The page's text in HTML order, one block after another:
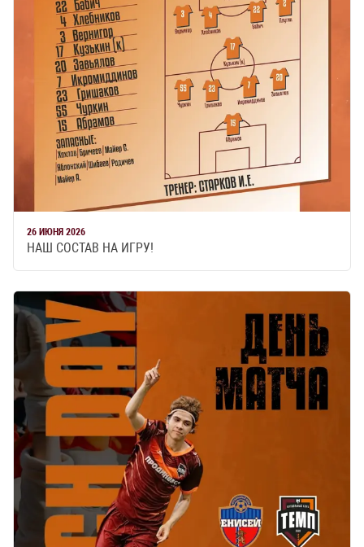
26 ИЮНЯ 2026
НАШ СОСТАВ НА ИГРУ!